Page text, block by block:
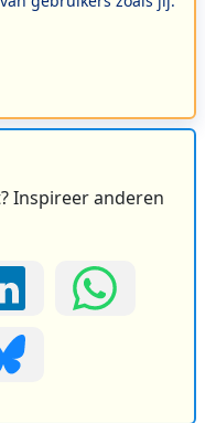
Inspireer anderen